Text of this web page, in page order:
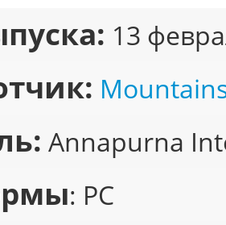
13
Annapurna
: PC